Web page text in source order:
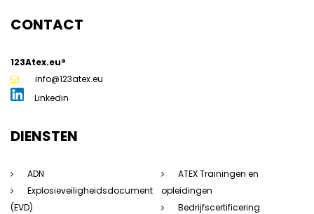
CONTACT
123Atex.eu®
info@123atex.eu
Linkedin
DIENSTEN
ADN
Explosieveiligheidsdocument
(EVD)
ATEX Trainingen en
opleidingen
Bedrijfscertificering